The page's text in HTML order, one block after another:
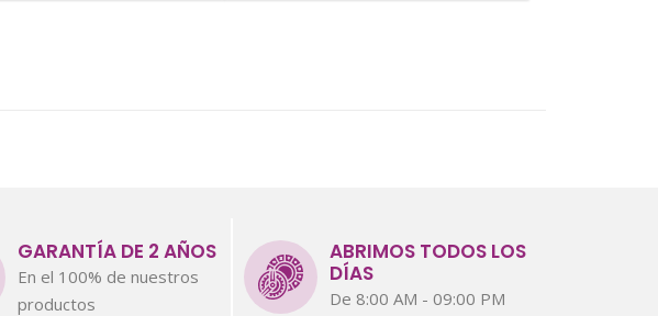
GARANTÍA DE 2 AÑOS
En el 100% de nuestros
productos
ABRIMOS TODOS LOS
DÍAS
De 8:00 AM - 09:00 PM